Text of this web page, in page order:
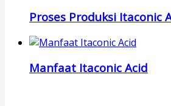
Proses Produksi Itaconic
Manfaat Itaconic Acid